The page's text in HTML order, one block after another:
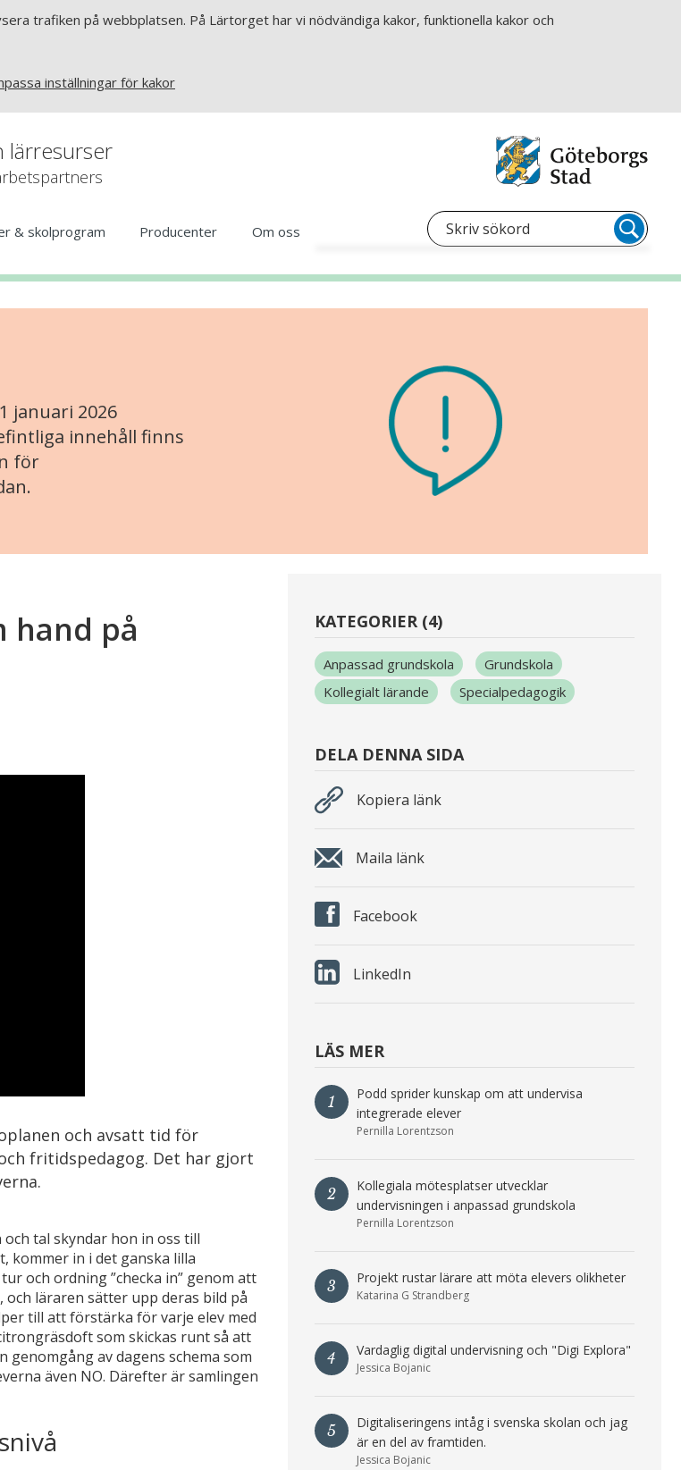
trafiken på webbplatsen. På Lärtorget har vi nödvändiga kakor, funktionella kakor och
inställningar för kakor
lärresurser
& skolprogram Producenter Om oss
januari 2026
innehåll finns
för
hand på
och avsatt tid för
fritidspedagog. Det har gjort
tal skyndar hon in oss till
kommer in i det ganska lilla
och ordning ”checka in” genom att
läraren sätter upp deras bild på
till att förstärka för varje elev med
som skickas runt så att
av dagens schema som
även NO. Därefter är samlingen
KATEGORIER (4)
Anpassad grundskola
Grundskola
Kollegialt lärande
Specialpedagogik
DELA DENNA SIDA
Kopiera länk
Maila länk
Facebook
LinkedIn
LÄS MER
1
Podd sprider kunskap om att undervisa
integrerade elever
Pernilla Lorentzson
2
Kollegiala mötesplatser utvecklar
undervisningen i anpassad grundskola
Pernilla Lorentzson
3 Projekt rustar lärare att möta elevers olikheter
Katarina G Strandberg
4 Vardaglig digital undervisning och "Digi Explora"
Jessica Bojanic
5
Digitaliseringens intåg i svenska skolan och jag
är en del av framtiden.
Jessica Bojanic